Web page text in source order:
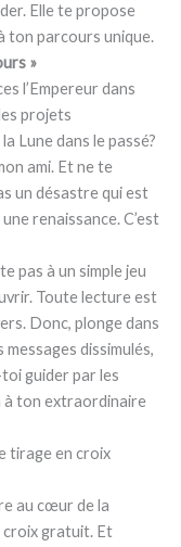
Elle te propose
ton parcours unique.
»
l’Empereur dans
projets
Lune dans le passé?
ami. Et ne te
un désastre qui est
renaissance. C’est
pas à un simple jeu
Toute lecture est
Donc, plonge dans
dissimulés,
guider par les
à ton extraordinaire
tirage en croix
au cœur de la
croix gratuit. Et